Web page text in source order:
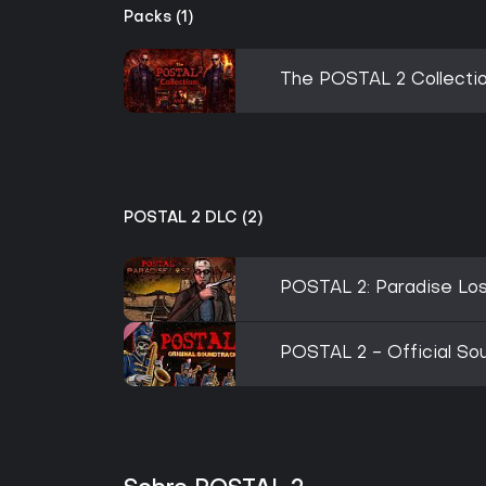
Packs (1)
The POSTAL 2
POSTAL 2 DLC (2)
POSTAL 2: Paradise
POSTAL 2 - Official